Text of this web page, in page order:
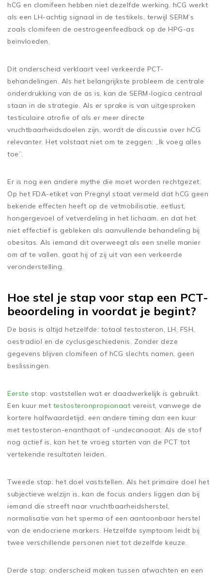
hCG en clomifeen hebben niet dezelfde werking. hCG werkt
als een LH-achtig signaal in de testikels, terwijl SERM’s
zoals clomifeen de oestrogeenfeedback op de HPG-as
beïnvloeden.
Dit onderscheid verklaart veel verkeerde PCT-
behandelingen. Als het belangrijkste probleem de centrale
onderdrukking van de as is, kan de SERM-logica centraal
staan in de strategie. Als er sprake is van uitgesproken
testiculaire atrofie of als er meer directe
vruchtbaarheidsdoelen zijn, wordt de discussie over hCG
relevanter. Het volstaat niet om te zeggen: „Ik voeg alles
toe”.
Er is nog een andere mythe die moet worden rechtgezet.
Op het FDA-etiket van Pregnyl staat vermeld dat hCG geen
bekende effecten heeft op de vetmobilisatie, eetlust,
hongergevoel of vetverdeling in het lichaam, en dat het
niet effectief is gebleken als aanvullende behandeling bij
obesitas. Als iemand dit overweegt als een snelle manier
om af te vallen, gaat hij of zij uit van een verkeerde
veronderstelling.
Hoe stel je stap voor stap een PCT-
beoordeling in voordat je begint?
De basis is altijd hetzelfde: totaal testosteron, LH, FSH,
oestradiol en de cyclusgeschiedenis. Zonder deze
gegevens blijven clomifeen of hCG slechts namen, geen
beslissingen.
Eerste stap: vaststellen wat er daadwerkelijk is gebruikt.
Een kuur met testosteronpropionaat vereist, vanwege de
kortere halfwaardetijd, een andere timing dan een kuur
met testosteron-enanthaat of -undecanoaat. Als de stof
nog actief is, kan het te vroeg starten van de PCT tot
vertekende resultaten leiden.
Tweede stap: het doel vaststellen. Als het primaire doel het
subjectieve welzijn is, kan de focus anders liggen dan bij
iemand die streeft naar vruchtbaarheidsherstel,
normalisatie van het sperma of een aantoonbaar herstel
van de endocriene markers. Hetzelfde symptoom leidt bij
twee verschillende personen niet tot dezelfde keuze.
Derde stap: onderscheid maken tussen afwachten en een